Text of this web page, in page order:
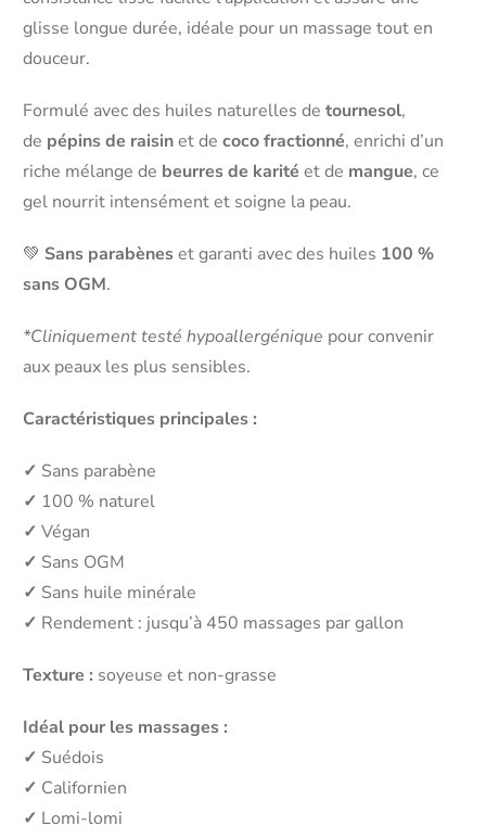
glisse longue durée, idéale pour un massage tout en
douceur.
Formulé avec des huiles naturelles detournesol,
de pépins de raisinet decoco fractionné, enrichi d’un
riche mélange de beurres de karité et de mangue, ce
gel nourrit intensément et soigne la peau.
💚 Sans parabèneset garanti avec des huiles 100 %
sans OGM.
*Cliniquement testé hypoallergénique pour convenir
aux peaux les plus sensibles.
Caractéristiques principales :
✓ Sans parabène
✓ 100 % naturel
✓ Végan
✓ Sans OGM
✓ Sans huile minérale
✓ Rendement : jusqu’à 450 massages par gallon
Texture : soyeuse et non-grasse
Idéal pour les massages :
✓ Suédois
✓ Californien
✓ Lomi-lomi